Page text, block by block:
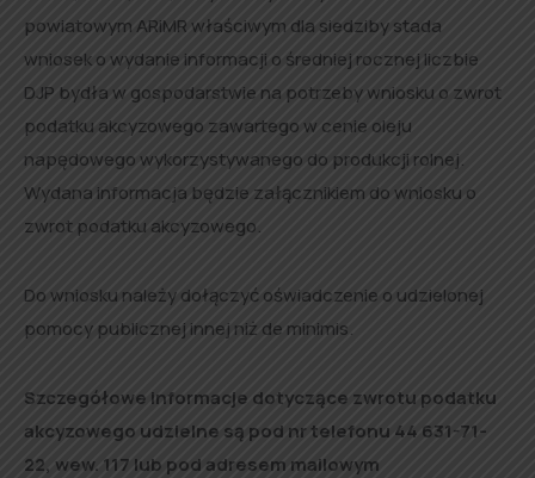
powiatowym ARiMR właściwym dla siedziby stada
wniosek o wydanie informacji o średniej rocznej liczbie
DJP bydła w gospodarstwie na potrzeby wniosku o zwrot
podatku akcyzowego zawartego w cenie oleju
napędowego wykorzystywanego do produkcji rolnej.
Wydana informacja będzie załącznikiem do wniosku o
zwrot podatku akcyzowego.
Do wniosku należy dołączyć oświadczenie o udzielonej
pomocy publicznej innej niż de minimis.
Szczegółowe informacje dotyczące zwrotu podatku
akcyzowego udzielne są pod nr telefonu 44 631-71-
22, wew. 117 lub pod adresem mailowym